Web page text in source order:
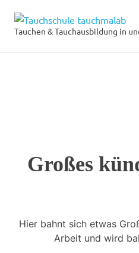
Inhalt
springen
Tauchen & Tauchausbildung in
Großes
Hier bahnt sich etwas
Arbeit und wird